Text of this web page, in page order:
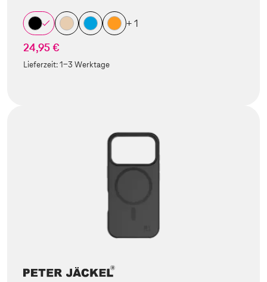
+ 1
24,95 €
Lieferzeit:1-3 Werktage